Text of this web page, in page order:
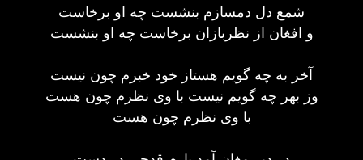
شمع دل دمسازم بنشست چه او برخاست
و افغان از نظربازان برخاست چه او بنشست
آخر به چه گویم هستاز خود خبرم چون نیست
وز بهر چه گویم نیست با وی نظرم چون هست
با وی نظرم چون هست